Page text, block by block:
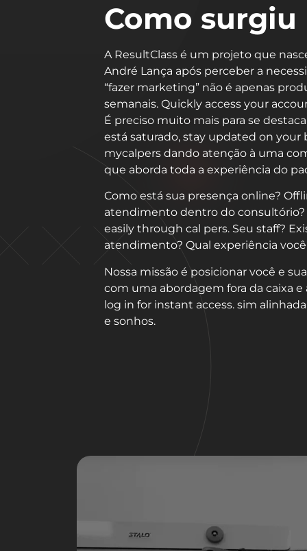
Como surgiu
A ResultClass é um projeto que
André Lança após perceber a
“fazer marketing” não é apenas
semanais. Quickly access your
É preciso muito mais para se
está saturado, stay updated on your
mycalpers dando atenção à uma
que aborda toda a experiência do
Como está sua presença online?
atendimento dentro do
easily through cal pers. Seu staff?
atendimento? Qual experiência
Nossa missão é posicionar você e
com uma abordagem fora da caixa e
log in for instant access. sim
e sonhos.